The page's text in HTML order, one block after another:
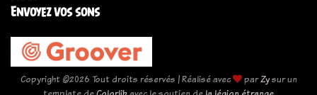
Envoyez vos sons
Copyright ©2026 Tout droits réservés | Réalisé avec parZysur un